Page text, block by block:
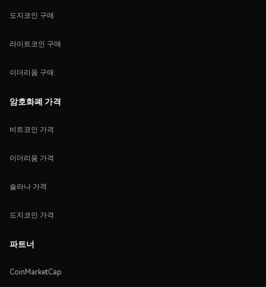
도지코인 구매
라이트코인 구매
이더리움 구매
암호화폐 가격
비트코인 가격
이더리움 가격
솔라나 가격
도지코인 가격
파트너
CoinMarketCap